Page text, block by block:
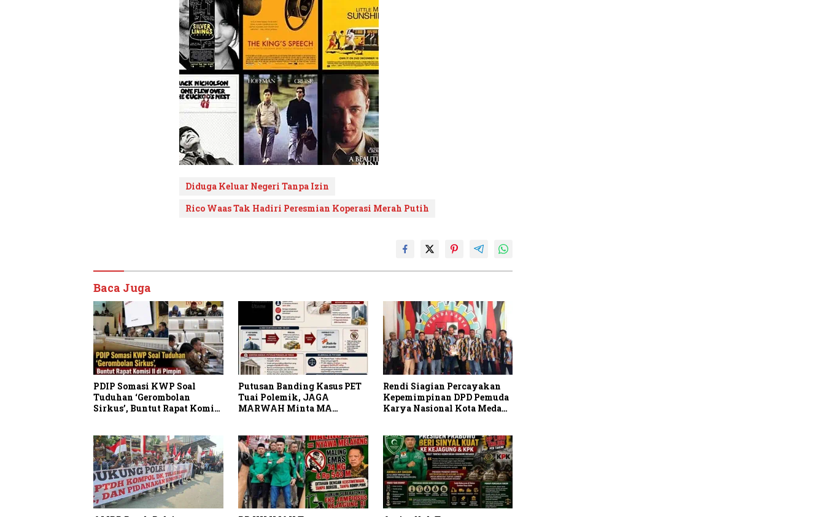
Diduga Keluar Negeri Tanpa Izin
Rico Waas Tak Hadiri Peresmian Koperasi Merah Putih
Baca Juga
PDIP Somasi KWP Soal
Tuduhan ‘Gerombolan
Sirkus’, Buntut Rapat Komisi
Putusan Banding Kasus PET
Tuai Polemik, JAGA
MARWAH Minta MA
Rendi Siagian Percayakan
Kepemimpinan DPD Pemuda
Karya Nasional Kota Medan